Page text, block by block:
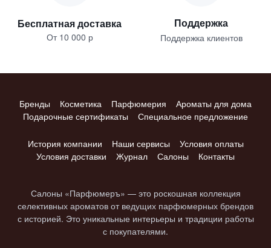
Бесплатная доставка
От 10 000 р
Поддержка
Поддержка клиентов
Бренды Косметика Парфюмерия
Ароматы для дома
Подарочные сертификаты
Специальное предложение
История компании Наши сервисы
Условия оплаты
Условия доставки
Журнал Салоны Контакты
Салоны «Парфюмеръ» — это роскошная коллекция
селективных ароматов от ведущих парфюмерных брендов
с историей. Это уникальные интерьеры и традиции работы
с покупателями.